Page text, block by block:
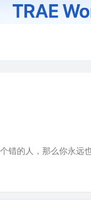
错的人，那么你永远